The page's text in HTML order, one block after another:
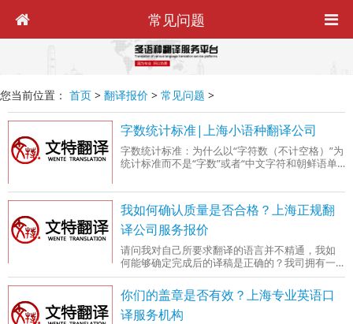
常见问题
您当前位置： 首页 > 翻译报价 > 常见问题 >
字数统计标准|上海小语种翻译公司
字数统计标准：为什么以“字符数（不计空格）”为
统计标准而不是“字数”或者“中文字符和朝鲜语单
行业字数统计的标准，是根据中华人民共和国出
版行业规定来的。整个行业都是按照这个标准计
费，不是我们一家的规定。根据中华人民共和国
国家标准GB/T 19363.1-2003对翻译行业服务规范
的要求，中文字数统计是以不计空格字符数为计
算单位的。而数字、字母
我如何确认质量是否合格？上海正规翻
译公司服务报价
请问我对自己所要求翻译的语言并不精通，我如
何能够确定完成后的译稿是正确的？我司拥有一
支高水平的翻译专家队伍，合理的翻译运作流
程、严格的质量控制体系、5星级译员审核标准以
及完善的售后跟踪服务是我们优质翻译的保证。
你们的盖章是否有效？上海专业英语口
译服务机构